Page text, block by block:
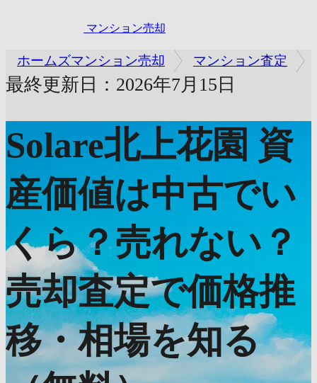
マンション売却
ホームズマンション売却 マンション査定
最終更新日：2026年7月15日
Solare北上花園 資
産価値は中古でい
くら？売れない？
売却査定で価格推
移・相場を知る